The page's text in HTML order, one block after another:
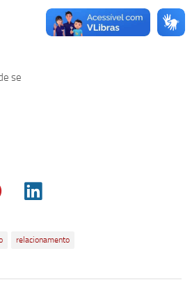
se
relacionamento